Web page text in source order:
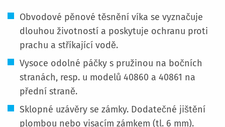
Obvodové pěnové těsnění víka se vyznačuje
dlouhou životností a poskytuje ochranu proti
prachu a stříkající vodě.
Vysoce odolné páčky s pružinou na bočních
stranách, resp. u modelů 40860 a 40861 na
přední straně.
Sklopné uzávěry se zámky. Dodatečné jištění
plombou nebo visacím zámkem (tl. 6 mm).